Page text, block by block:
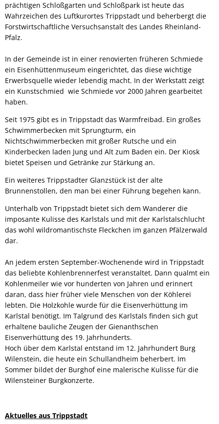
prächtigen Schloßgarten und Schloßpark ist heute das
Wahrzeichen des Luftkurortes Trippstadt und beherbergt die
Forstwirtschaftliche Versuchsanstalt des Landes Rheinland-
Pfalz.
In der Gemeinde ist in einer renovierten früheren Schmiede
ein Eisenhüttenmuseum eingerichtet, das diese wichtige
Erwerbsquelle wieder lebendig macht. In der Werkstatt zeigt
ein Kunstschmied wie Schmiede vor 2000 Jahren gearbeitet
haben.
Seit 1975 gibt es in Trippstadt das Warmfreibad. Ein großes
Schwimmerbecken mit Sprungturm, ein
Nichtschwimmerbecken mit großer Rutsche und ein
Kinderbecken laden Jung und Alt zum Baden ein. Der Kiosk
bietet Speisen und Getränke zur Stärkung an.
Ein weiteres Trippstadter Glanzstück ist der alte
Brunnenstollen, den man bei einer Führung begehen kann.
Unterhalb von Trippstadt bietet sich dem Wanderer die
imposante Kulisse des Karlstals und mit der Karlstalschlucht
das wohl wildromantischste Fleckchen im ganzen Pfälzerwald
dar.
An jedem ersten September-Wochenende wird in Trippstadt
das beliebte Kohlenbrennerfest veranstaltet. Dann qualmt ein
Kohlenmeiler wie vor hunderten von Jahren und erinnert
daran, dass hier früher viele Menschen von der Köhlerei
lebten. Die Holzkohle wurde für die Eisenverhüttung im
Karlstal benötigt. Im Talgrund des Karlstals finden sich gut
erhaltene bauliche Zeugen der Gienanthschen
Eisenverhüttung des 19. Jahrhunderts.
Hoch über dem Karlstal entstand im 12. Jahrhundert Burg
Wilenstein, die heute ein Schullandheim beherbert. Im
Sommer bildet der Burghof eine malerische Kulisse für die
Wilensteiner Burgkonzerte.
Aktuelles aus Trippstadt